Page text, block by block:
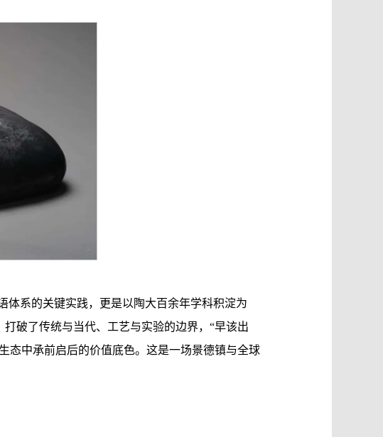
体系的关键实践，更是以陶大百余年学科积淀为
破了传统与当代、工艺与实验的边界，“早该出
中承前启后的价值底色。这是一场景德镇与全球